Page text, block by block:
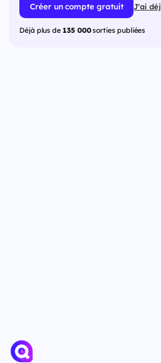
Créer un compte gratuit J'ai
Déjà plus de 135 000sorties publiées